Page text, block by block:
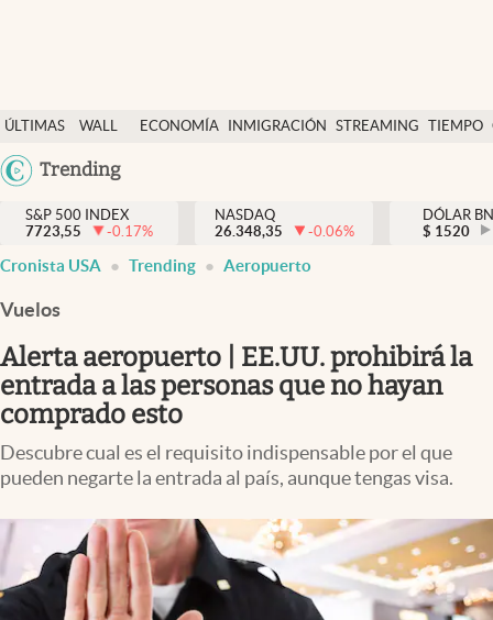
ÚLTIMAS
NOTICIAS
WALL
DÓLAR
ECONOMÍA INMIGRACIÓN STREAMING TIEMPO
México
Trending
Finanzas y economía
Wall Street y dólar
Inmigración
Espiritual
Streaming
PC y mobile
USA
S&P 500 INDEX
7723,55
-0.17%
NASDAQ
26.348,35
-0.06%
DÓLAR
$ 1520
Cronista USA Trending Aeropuerto
Vuelos
Alerta aeropuerto | EE.UU. prohibirá la
entrada a las personas que no hayan
comprado esto
Descubre cual es el requisito indispensable por el que
pueden negarte la entrada al país, aunque tengas visa.